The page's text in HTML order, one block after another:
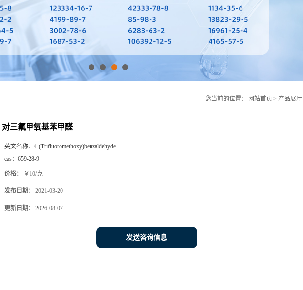
您当前的位置： 网站首页 > 产品展厅
对三氟甲氧基苯甲醛
英文名称： 4-(Trifluoromethoxy)benzaldehyde
cas： 659-28-9
价格： ￥10/克
发布日期： 2021-03-20
更新日期： 2026-08-07
发送咨询信息